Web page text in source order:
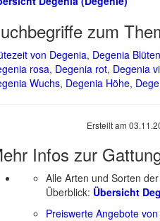
zum
von Degenia, Degenia Blüten
rosa, Degenia rot, Degenia
Wuchs, Degenia Höhe,
Erstellt am
Infos zur
Alle Arten und Sorten
Überblick: Übersicht
Preiswerte Angebote